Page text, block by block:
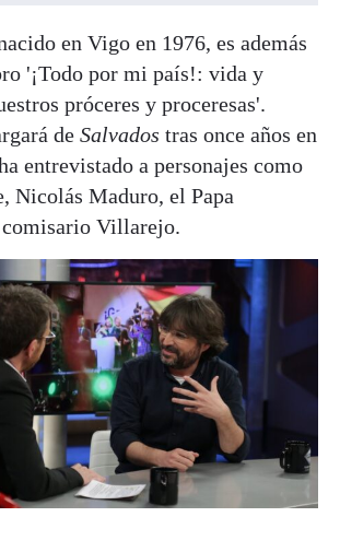
en Vigo en 1976, es además
'¡Todo por mi país!: vida y
próceres y proceresas'.
de Salvados tras once años en
entrevistado a personajes como
Nicolás Maduro, el Papa
Villarejo.